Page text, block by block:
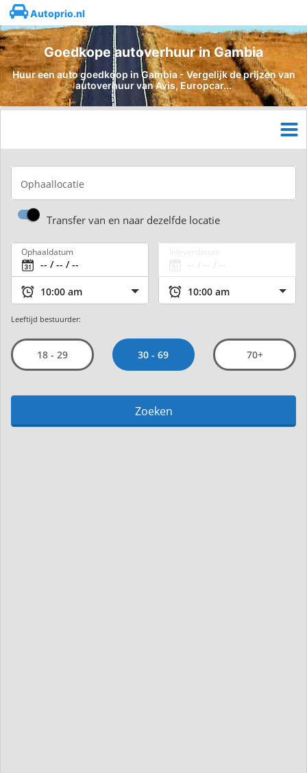
Autoprio.nl
Goedkope autoverhuur in Gambia
Huur een auto goedkoop in Gambia - Vergelijk de prijzen van
autoverhuur van Avis, Europcar...
Ophaallocatie
Transfer van en naar dezelfde locatie
Ophaaldatum
Leeftijd bestuurder:
18 - 29 30 - 69 70+
Zoeken